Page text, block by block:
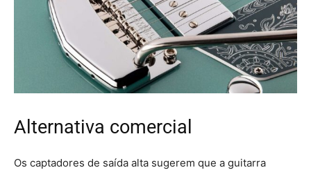
Alternativa comercial
Os captadores de saída alta sugerem que a guitarra